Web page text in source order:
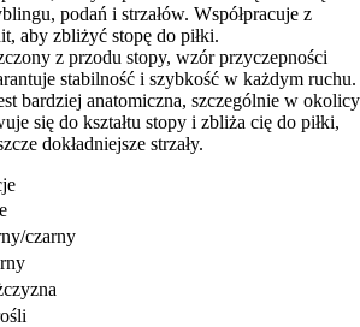
podań i strzałów. Współpracuje z
aby zbliżyć stopę do piłki.
z przodu stopy, wzór przyczepności
stabilność i szybkość w każdym ruchu.
bardziej anatomiczna, szczególnie w okolicy
się do kształtu stopy i zbliża cię do piłki,
dokładniejsze strzały.
czarny